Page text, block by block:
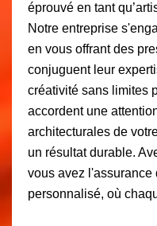
éprouvé en tant
Notre entreprise
en vous offrant des
conjuguent leur
créativité sans limites
accordent une
architecturales de
un résultat durable.
vous avez
personnalisé, où